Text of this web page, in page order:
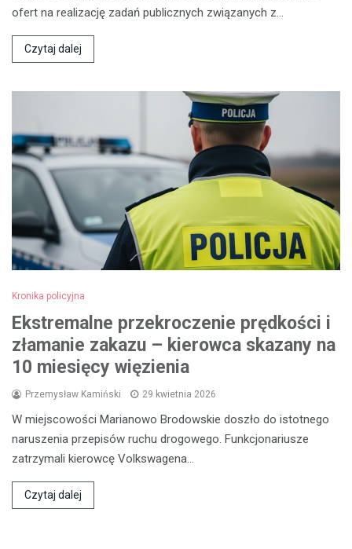
ofert na realizację zadań publicznych związanych z…
Czytaj dalej
Kronika policyjna
Ekstremalne przekroczenie prędkości i
złamanie zakazu – kierowca skazany na
10 miesięcy więzienia
Przemysław Kamiński 29 kwietnia 2026
W miejscowości Marianowo Brodowskie doszło do istotnego
naruszenia przepisów ruchu drogowego. Funkcjonariusze
zatrzymali kierowcę Volkswagena…
Czytaj dalej